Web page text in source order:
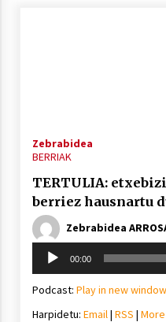
Zebrabidea
BERRIAK
TERTULIA:
berriez hausnartu
Zebrabidea
Soinu
erreproduzigailua
00:00
Podcast: Play in new window
Harpidetu: Email| RSS | More